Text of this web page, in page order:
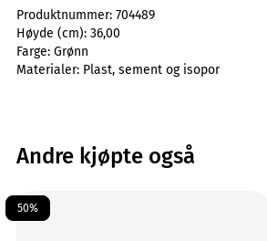
Produktnummer: 704489
Høyde (cm): 36,00
Farge: Grønn
Materialer: Plast, sement og isopor
Andre kjøpte også
50%